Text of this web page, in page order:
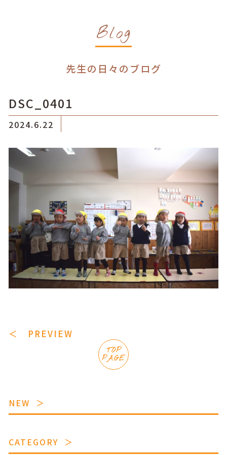
Blog
先生の日々のブログ
DSC_0401
2024.6.22
＜ PREVIEW
TOP
PAGE
NEW
CATEGORY